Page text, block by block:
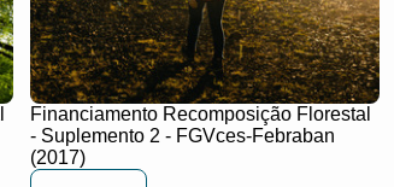
Financiamento Recomposição Florestal
- Suplemento 2 - FGVces-Febraban
(2017)